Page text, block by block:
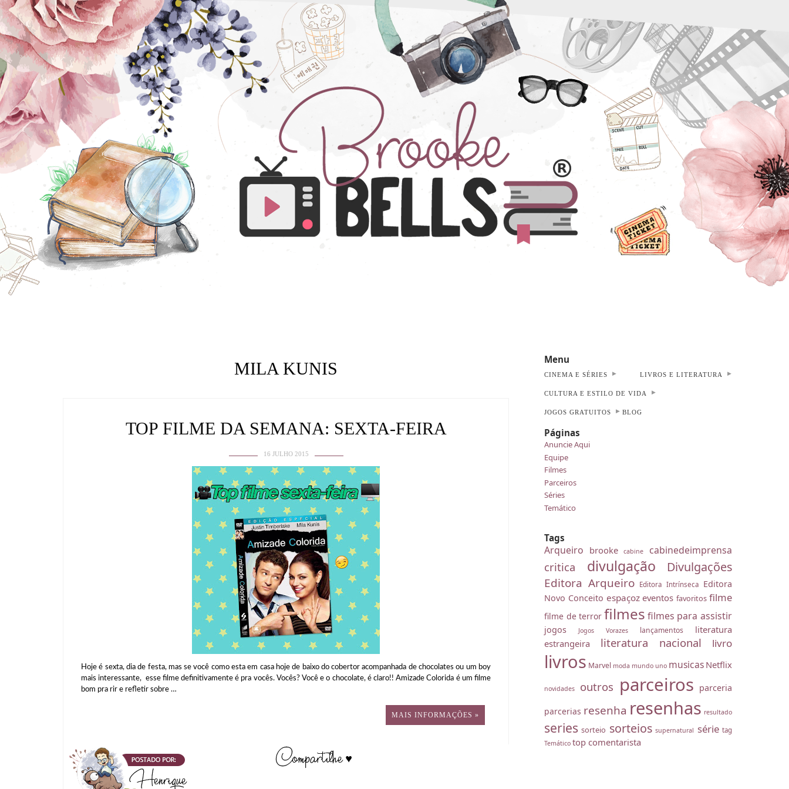
MILA KUNIS
TOP FILME DA SEMANA: SEXTA-FEIRA
16 JULHO 2015
Hoje é sexta, dia de festa, mas se você como esta em casa hoje de baixo do cobertor acompanhada de chocolates ou um boy
mais interessante, esse filme definitivamente é pra vocês. Vocês? Você e o chocolate, é claro!! Amizade Colorida é um filme
bom pra rir e refletir sobre …
MAIS INFORMAÇÕES »
Menu
CINEMA E SÉRIES LIVROS E LITERATURA
CULTURA E ESTILO DE VIDA
JOGOS GRATUITOS BLOG
Páginas
Anuncie Aqui
Equipe
Filmes
Parceiros
Séries
Temático
Tags
Arqueiro brooke cabine cabinedeimprensa
critica divulgação Divulgações
Editora Arqueiro Editora Intrínseca Editora
Novo Conceito espaçoz eventos favoritos filme
filme de terror filmes filmes para assistir
jogos Jogos Vorazes lançamentos
literatura
estrangeira
literatura nacional livro
livros Marvel moda mundo uno musicas Netflix
novidades outros parceiros parceria
parcerias resenha resenhas resultado
series sorteio sorteios supernatural série tag
Temático top comentarista